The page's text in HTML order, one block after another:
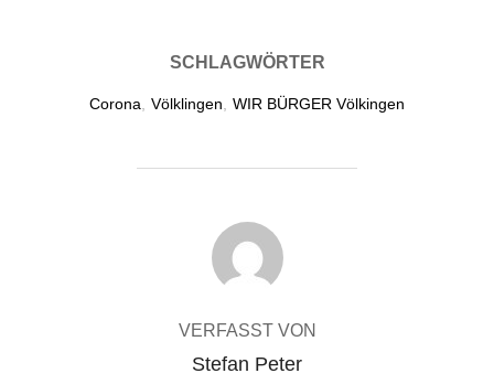
SCHLAGWÖRTER
Corona Völklingen WIR BÜRGER Völkingen
BEITRAGSAUTOR
VERFASST VON
Stefan Peter